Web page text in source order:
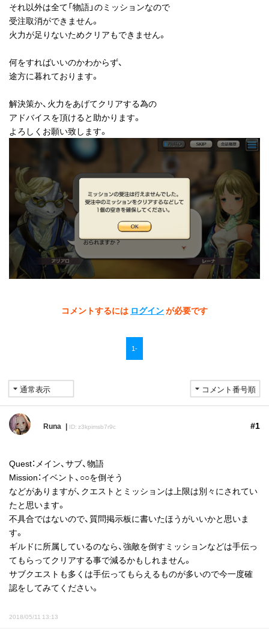
それ以外は全て「物語」のミッションなので
受注取消ができません。
火力が足りないためクリアもできません。
何をすればいいのかわからず、
途方に暮れております。
解決策か、火力をあげてクリアする為の
アドバイスを頂けると助かります。
よろしくお願い致します。
コメントするには ログインが必要です
1-
Runa ID: z3kpimsb7r9c #1
Quest：メイン、サブ、物語
Mission：イベント、○○を倒そう
などがありますが、クエストとミッションは上限は別々にされてい
たと思います。
不具合ではないので、質問掲示板に書いたほうがいいかと思いま
す。
ギルドに所属しているのなら、強敵を倒すミッションなどは手伝っ
てもらってクリアする事で減るかもしれません。
サブクエストも多くは手伝ってもらえるものが多いので今一度確
認をしてみてください。
2018/05/11 13:13